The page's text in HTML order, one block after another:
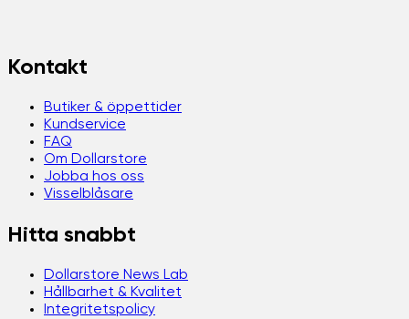
Kontakt
Butiker & öppettider
Kundservice
FAQ
Om Dollarstore
Jobba hos oss
Visselblåsare
Hitta snabbt
Dollarstore News Lab
Hållbarhet & Kvalitet
Integritetspolicy